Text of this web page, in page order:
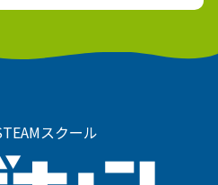
スクール